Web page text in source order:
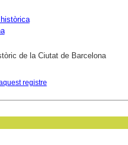
de la Ciutat de Barcelona
registre